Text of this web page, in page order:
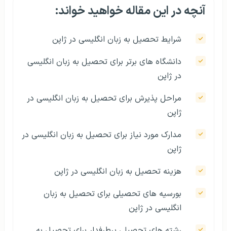
آنچه در این مقاله خواهید خواند:
شرایط تحصیل به زبان انگلیسی در ژاپن
دانشگاه های برتر برای تحصیل به زبان انگلیسی
در ژاپن
مراحل پذیرش برای تحصیل به زبان انگلیسی در
ژاپن
مدارک مورد نیاز برای تحصیل به زبان انگلیسی در
ژاپن
هزینه تحصیل به زبان انگلیسی در ژاپن
بورسیه های تحصیلی برای تحصیل به زبان
انگلیسی در ژاپن